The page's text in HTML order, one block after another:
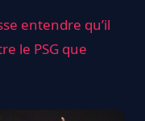
entendre qu’il
le PSG que